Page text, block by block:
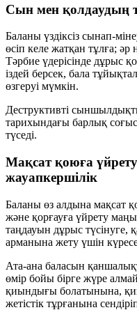
Сын мен қолдаудың
Баланы үздіксіз сынап-
өсіп келе жатқан тұлға; әр
Тәрбие үдерісінде дұрыс
іздей берсек, бала
өзгеруі мүмкін.
Деструктивті
тарихындағы барлық
түседі.
Мақсат қоюға
жауапкершілік
Баланы өз алдына мақсат
және қорғауға үйрету
таңдауын дұрыс түсінуге,
арманына жету үшін
Ата-ана баласын
өмір бойы бірге жүре
қиындығы болатынына,
жетістік тұрғанына